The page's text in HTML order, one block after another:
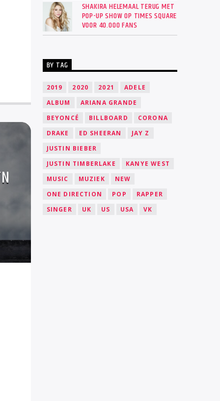
SHAKIRA HELEMAAL TERUG MET
POP-UP SHOW OP TIMES SQUARE
VOOR 40.000 FANS
BY TAG
2019 2020 2021
ADELE
ALBUM
ARIANA GRANDE
BEYONCÉ
BILLBOARD
CORONA
DRAKE
ED SHEERAN
JAY Z
JUSTIN BIEBER
JUSTIN TIMBERLAKE
KANYE WEST
MUSIC
MUZIEK
NEW
ONE DIRECTION
POP
RAPPER
SINGER
UK US USA VK